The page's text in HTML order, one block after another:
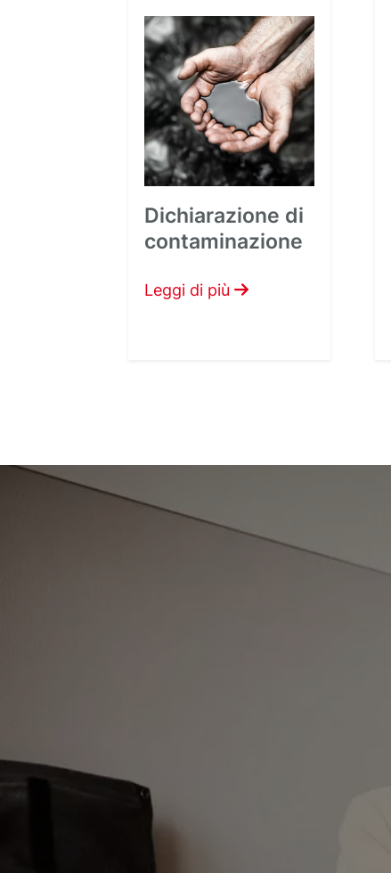
Dichiarazione di
contaminazione
Leggi di più